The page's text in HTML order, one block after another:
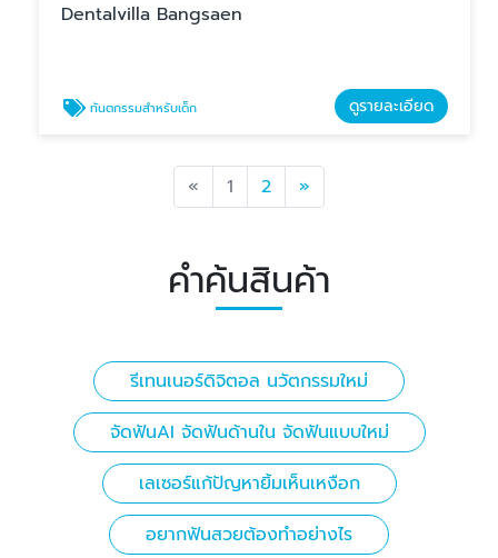
Dentalvilla Bangsaen
ทันตกรรมสำหรับเด็ก ดูรายละเอียด
« Previous
1 2 »
คำค้นสินค้า
รีเทนเนอร์ดิจิตอล นวัตกรรมใหม่
จัดฟันAI จัดฟันด้านใน จัดฟันแบบใหม่
เลเซอร์แก้ปัญหายิ้มเห็นเหงือก
อยากฟันสวยต้องทำอย่างไร